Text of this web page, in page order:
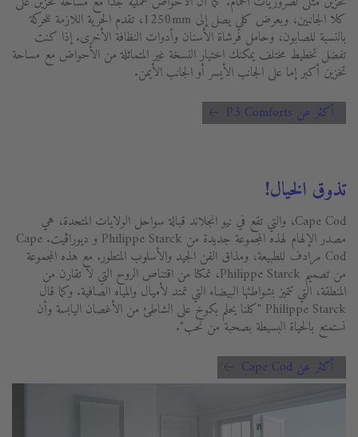
كلا الجانبين، وبعرض كلي يصل إلى 1250mm، تقدم الحرية اللازمة للحركة
بالنسبة للصابون، وحامل فرشاة الأسنان وأدوات النظافة الأخرى. إذا كنت
تفضل تخطيط مختلف يمكنك اختيار النسخة غير المتماثلة من الأحواض مع مساحة
تخزين أكبر إما على الجانب الأيسر أو الجانب الأيمن.
أكثر عن P3 Comforts
تذوق الخيال!
Cape Cod، والتي تقع في نيو انجلاند قبالة سواحل الولايات المتحدة، هي
مصدر الإلهام لهذه المجموعة جديدة من Philippe Starck و ديوراڨيت. Cape
Cod مرادف للطبيعة، ومذاق الفن الجيد والأسلوب المتطور. مع هذه المجموعة
من تصميم Philippe Starck، تمكنا من اقتناص الروح التي لا تقارن من
المنطقة، التي تتميز بشواطئها البيضاء التي تمتد لأميال والمياه الصافية. وكما قال
Philippe Starck "كلنا يحلم بكوخ على الشاطئ من الأغصان اليابسة وأن
نستمتع بالحياة البسيطة بصحبة من نحب".
أكثر عن Cape Cod